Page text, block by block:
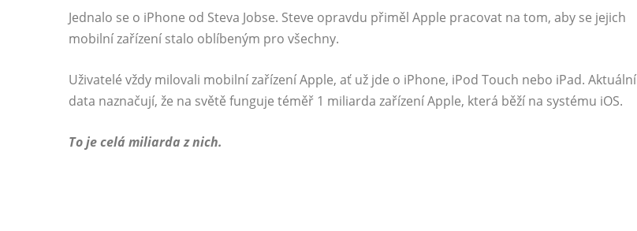
Jednalo se o iPhone od Steva Jobse. Steve opravdu přiměl Apple pracovat na tom, aby se jejich
mobilní zařízení stalo oblíbeným pro všechny.
Uživatelé vždy milovali mobilní zařízení Apple, ať už jde o iPhone, iPod Touch nebo iPad. Aktuální
data naznačují, že na světě funguje téměř 1 miliarda zařízení Apple, která běží na systému iOS.
To je celá miliarda z nich.